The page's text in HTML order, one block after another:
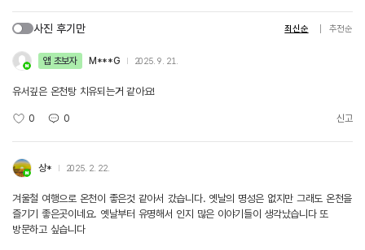
사진 후기만 최신순 추천순
앱 초보자 M***G 2025. 9. 21.
유서깊은 온천탕 치유되는거 같아요!
0 0 신고
상* 2025. 2. 22.
겨울철 여행으로 온천이 좋은것 같아서 갔습니다. 옛날의 명성은 없지만 그래도 온천을
즐기기 좋은곳이네요. 옛날부터 유명해서 인지 많은 이야기들이 생각났습니다 또
방문하고 싶습니다